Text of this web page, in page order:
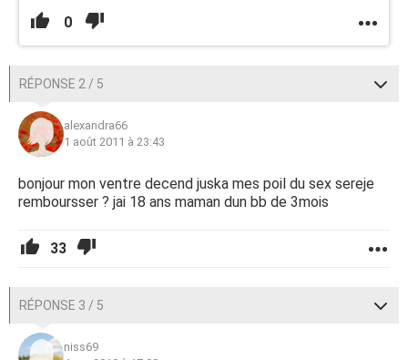
0
RÉPONSE 2 / 5
alexandra66
1 août 2011 à 23:43
bonjour mon ventre decend juska mes poil du sex sereje
remboursser ? jai 18 ans maman dun bb de 3mois
33
RÉPONSE 3 / 5
niss69